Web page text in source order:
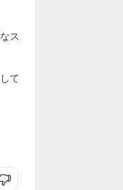
ス
て